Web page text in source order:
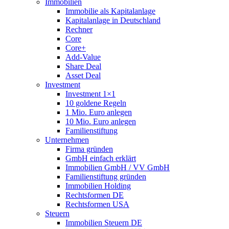
Immobilie als Kapitalanlage
Kapitalanlage in Deutschland
Rechner
Core
Core+
Add-Value
Share Deal
Asset Deal
Investment
Investment 1×1
10 goldene Regeln
1 Mio. Euro anlegen
10 Mio. Euro anlegen
Familienstiftung
Unternehmen
Firma gründen
GmbH einfach erklärt
Immobilien GmbH / VV GmbH
Familienstiftung gründen
Immobilien Holding
Rechtsformen DE
Rechtsformen USA
Steuern
Immobilien Steuern DE